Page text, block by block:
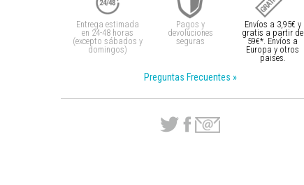
Entrega estimada
en 24-48 horas
(excepto sábados y
domingos)
Pagos y
devoluciones
seguras
Envíos a 3,95€ y
gratis a partir de
59€*. Envíos a
Europa y otros
paises.
Preguntas Frecuentes »